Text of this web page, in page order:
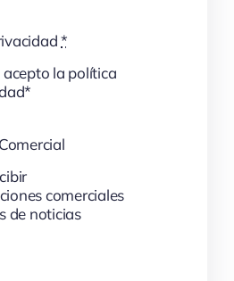
*
acepto la política
comerciales
de noticias